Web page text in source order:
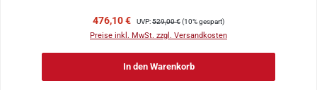
Verkaufspreis:
476,10 € Regulärer Preis:
UVP:529,00 €(10% gespart)
Preise inkl. MwSt. zzgl. Versandkosten
In den Warenkorb